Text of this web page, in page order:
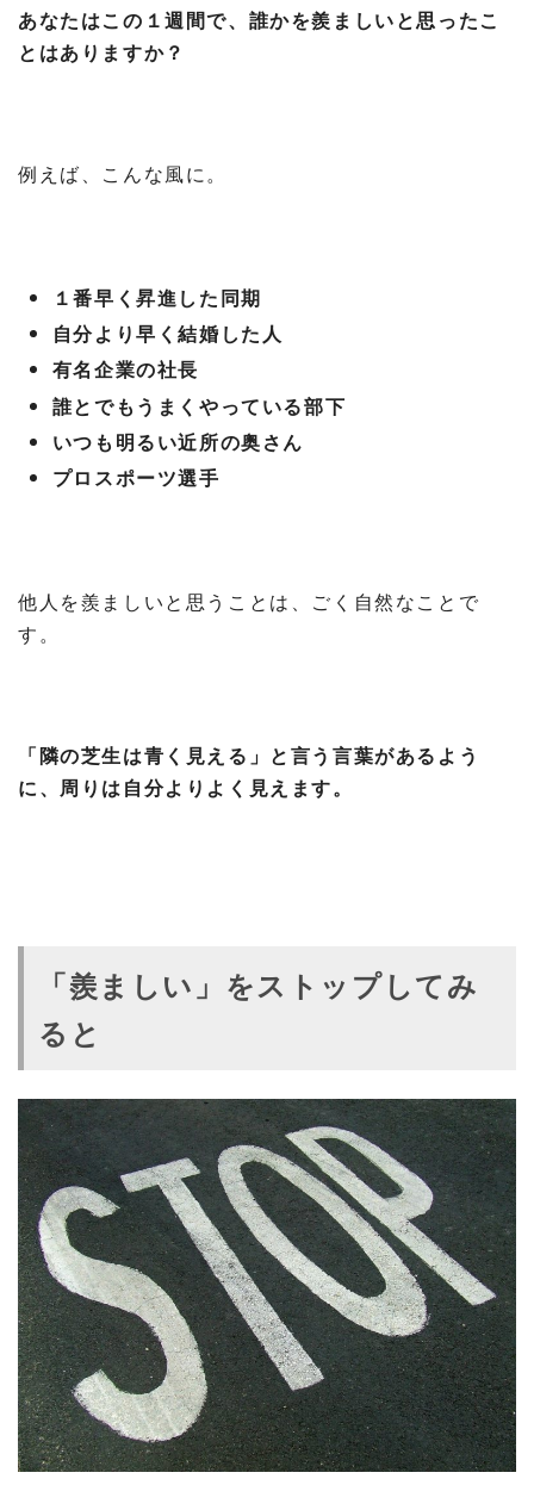
あなたはこの１週間で、誰かを羨ましいと思ったこ
とはありますか？
例えば、こんな風に。
１番早く昇進した同期
自分より早く結婚した人
有名企業の社長
誰とでもうまくやっている部下
いつも明るい近所の奥さん
プロスポーツ選手
他人を羨ましいと思うことは、ごく自然なことで
す。
「隣の芝生は青く見える」と言う言葉があるよう
に、周りは自分よりよく見えます。
「羨ましい」をストップしてみ
ると